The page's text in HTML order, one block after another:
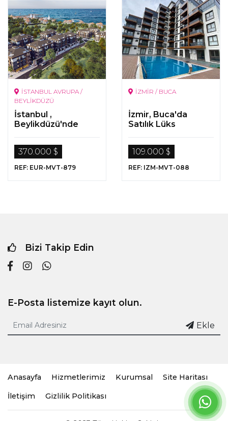
İSTANBUL AVRUPA /
BEYLİKDÜZÜ
İstanbul ,
Beylikdüzü'nde
Doğa Manzaralı
Daireler
370.000 $
REF: EUR-MVT-879
İZMİR / BUCA
İzmir, Buca'da
Satılık Lüks
109.000 $
REF: IZM-MVT-088
Bizi Takip Edin
E-Posta listemize kayıt olun.
Ekle
Anasayfa Hizmetlerimiz Kurumsal Site Haritası
İletişim Gizlilik Politikası